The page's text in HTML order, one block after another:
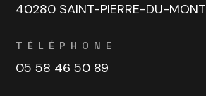
40280 SAINT-PIERRE-DU-MONT
TÉLÉPHONE
05 58 46 50 89